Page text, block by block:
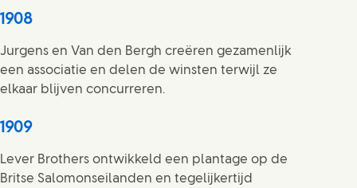
1908
Jurgens en Van den Bergh creëren gezamenlijk
een associatie en delen de winsten terwijl ze
elkaar blijven concurreren.
1909
Lever Brothers ontwikkeld een plantage op de
Britse Salomonseilanden en tegelijkertijd